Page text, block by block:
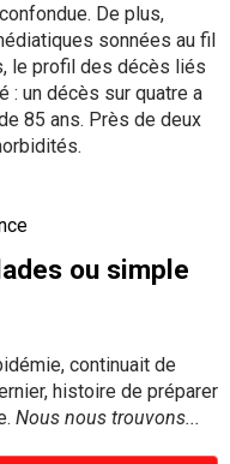
De plus,
sonnées au fil
le profil des décès liés
: un décès sur quatre a
85 ans. Près de deux
ou simple
continuait de
histoire de préparer
Nous nous trouvons...